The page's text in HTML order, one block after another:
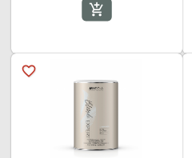
add_shopping_cart
favorite_border